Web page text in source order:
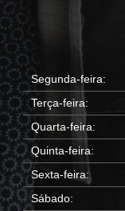
Segunda-feira:
Terça-feira:
Quarta-feira:
Quinta-feira:
Sexta-feira:
Sábado: